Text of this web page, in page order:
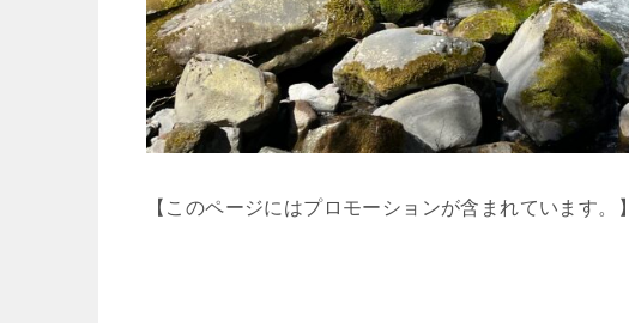
【このページにはプロモーションが含まれています。】